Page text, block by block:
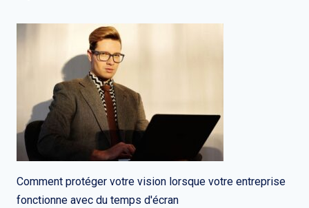
Comment protéger votre vision lorsque votre entreprise
fonctionne avec du temps d'écran